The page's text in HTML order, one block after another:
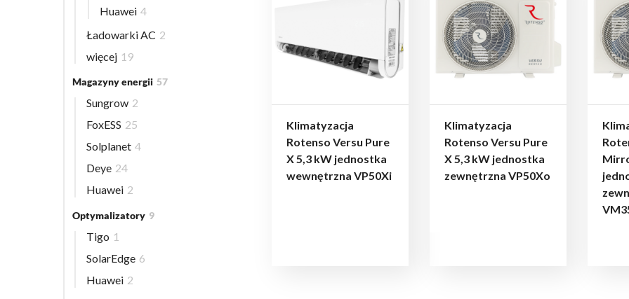
Klimatyzacja
Rotenso Versu Pure
X 5,3 kW jednostka
wewnętrzna VP50Xi
Klimatyzacja
Rotenso Versu Pure
X 5,3 kW jednostka
zewnętrzna VP50Xo
Huawei 4
Ładowarki AC 2
więcej 19
Magazyny energii 57
Sungrow 2
FoxESS 25
Solplanet 4
Deye 24
Huawei 2
Optymalizatory 9
Tigo 1
SolarEdge 6
Huawei 2